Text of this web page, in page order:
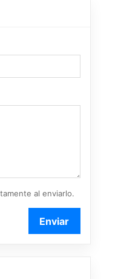
al enviarlo.
Enviar